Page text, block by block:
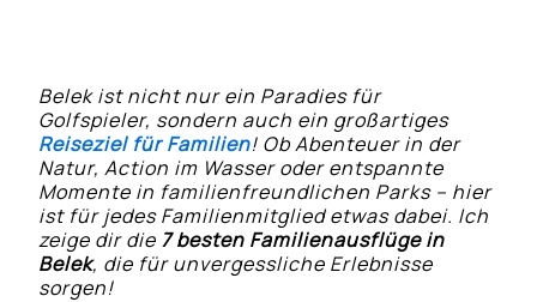
Belek ist nicht nur ein Paradies für
Golfspieler, sondern auch ein großartiges
Reiseziel für Familien! Ob Abenteuer in der
Natur, Action im Wasser oder entspannte
Momente in familienfreundlichen Parks – hier
ist für jedes Familienmitglied etwas dabei. Ich
zeige dir die 7 besten Familienausflüge in
Belek, die für unvergessliche Erlebnisse
sorgen!